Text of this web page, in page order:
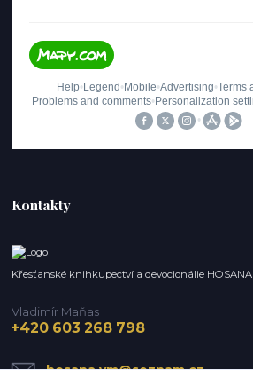
Kontakty
Křesťanské knihkupectví a devocionálie HOSANA
Vladimír Maňas
+420 603 268 798